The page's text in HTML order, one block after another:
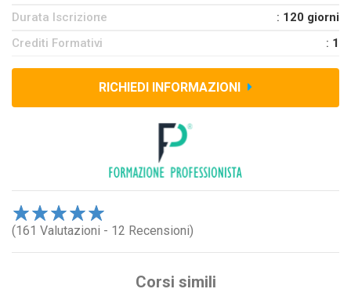
Durata Iscrizione
: 120 giorni
Crediti Formativi
: 1
RICHIEDI INFORMAZIONI
5
4
3
2
1
(161 Valutazioni - 12 Recensioni)
Corsi simili